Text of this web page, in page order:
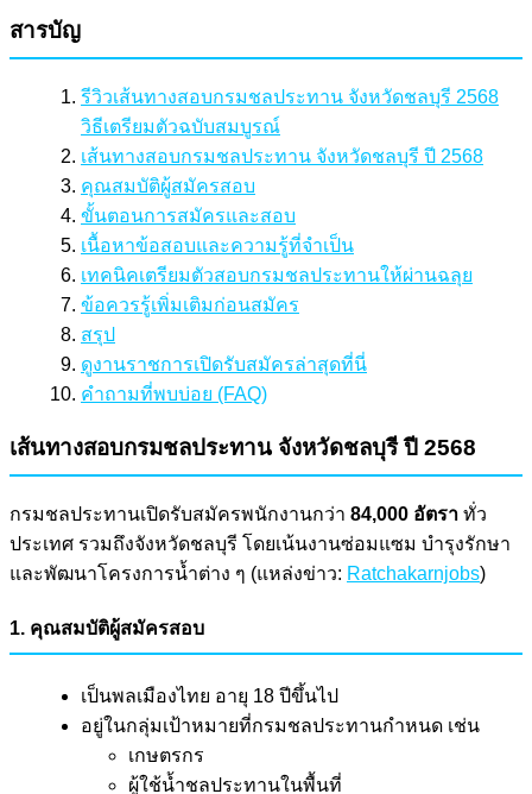
สารบัญ
รีวิวเส้นทางสอบกรมชลประทาน จังหวัดชลบุรี 2568
วิธีเตรียมตัวฉบับสมบูรณ์
เส้นทางสอบกรมชลประทาน จังหวัดชลบุรี ปี 2568
คุณสมบัติผู้สมัครสอบ
ขั้นตอนการสมัครและสอบ
เนื้อหาข้อสอบและความรู้ที่จำเป็น
เทคนิคเตรียมตัวสอบกรมชลประทานให้ผ่านฉลุย
ข้อควรรู้เพิ่มเติมก่อนสมัคร
สรุป
ดูงานราชการเปิดรับสมัครล่าสุดที่นี่
คำถามที่พบบ่อย (FAQ)
เส้นทางสอบกรมชลประทาน จังหวัดชลบุรี ปี 2568
กรมชลประทานเปิดรับสมัครพนักงานกว่า 84,000 อัตรา ทั่ว
ประเทศ รวมถึงจังหวัดชลบุรี โดยเน้นงานซ่อมแซม บำรุงรักษา
และพัฒนาโครงการน้ำต่าง ๆ (แหล่งข่าว: Ratchakarnjobs)
1. คุณสมบัติผู้สมัครสอบ
เป็นพลเมืองไทย อายุ 18 ปีขึ้นไป
อยู่ในกลุ่มเป้าหมายที่กรมชลประทานกำหนด เช่น
เกษตรกร
ผู้ใช้น้ำชลประทานในพื้นที่